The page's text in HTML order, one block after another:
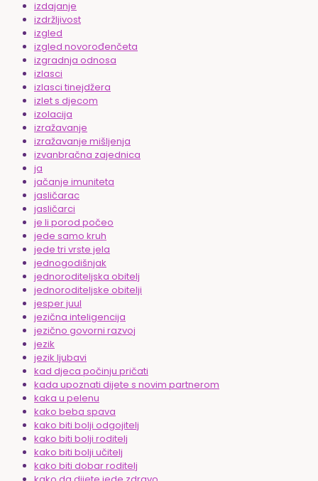
izdajanje
izdržljivost
izgled
izgled novorođenčeta
izgradnja odnosa
izlasci
izlasci tinejdžera
izlet s djecom
izolacija
izražavanje
izražavanje mišljenja
izvanbračna zajednica
ja
jačanje imuniteta
jasličarac
jasličarci
je li porod počeo
jede samo kruh
jede tri vrste jela
jednogodišnjak
jednoroditeljska obitelj
jednoroditeljske obitelji
jesper juul
jezična inteligencija
jezično govorni razvoj
jezik
jezik ljubavi
kad djeca počinju pričati
kada upoznati dijete s novim partnerom
kaka u pelenu
kako beba spava
kako biti bolji odgojitelj
kako biti bolji roditelj
kako biti bolji učitelj
kako biti dobar roditelj